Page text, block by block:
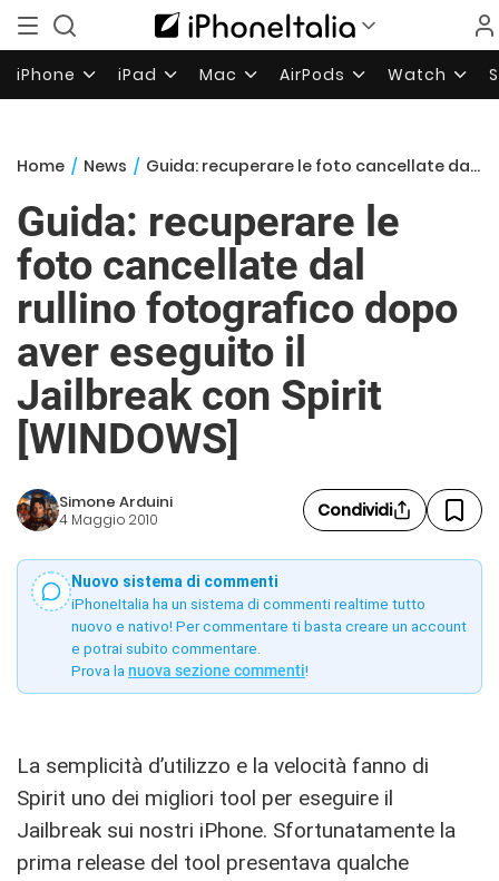
iPhone iPad Mac AirPods Watch
Home / News / Guida: recuperare le foto cancellate dal rullino fotografico dopo aver eseguito il Jailbreak con Spirit [WINDOWS]
Guida: recuperare le
foto cancellate dal
rullino fotografico dopo
aver eseguito il
Jailbreak con Spirit
[WINDOWS]
Simone Arduini
4 Maggio 2010 Condividi
Nuovo sistema di commenti
iPhoneItalia ha un sistema di commenti realtime tutto
nuovo e nativo! Per commentare ti basta creare un account
e potrai subito commentare.
Prova la nuova sezione commenti!
La semplicità d’utilizzo e la velocità fanno di
Spirit uno dei migliori tool per eseguire il
Jailbreak sui nostri iPhone. Sfortunatamente la
prima release del tool presentava qualche